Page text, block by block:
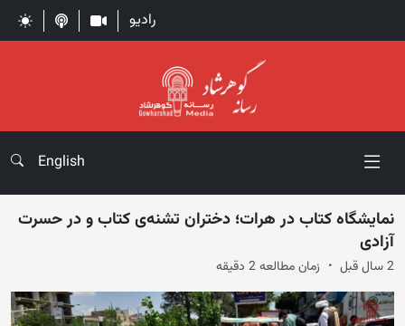
رادیو
English
نمایشگاه کتاب در هرات؛ دختران تشنه‌ی کتاب و در حسرت
آزادی
2 سال قبل زمان مطالعه 2 دقیقه